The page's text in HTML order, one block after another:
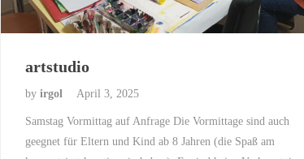
artstudio
by irgol April 3, 2025
Samstag Vormittag auf Anfrage Die Vormittage sind auch
geegnet für Eltern und Kind ab 8 Jahren (die Spaß am